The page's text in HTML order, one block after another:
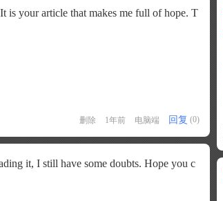
is your article that makes me full of hope. T
删除 1年前 电脑端 回复 (0)
it, I still have some doubts. Hope you c